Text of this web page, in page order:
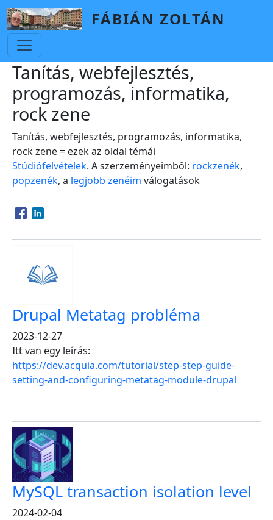
Skip to main content
FÁBIÁN ZOLTÁN
Tanítás, webfejlesztés,
programozás, informatika,
rock zene
Tanítás, webfejlesztés, programozás, informatika,
rock zene = ezek az oldal témái
Stúdiófelvételek. A szerzeményeimből: rockzenék,
popzenék, a legjobb zenéim válogatások
Opens in a new window
Opens in a new window
Drupal Metatag probléma
2023-12-27
Itt van egy leírás:
https://dev.acquia.com/tutorial/step-step-guide-
setting-and-configuring-metatag-module-drupal
MySQL transaction isolation level
2024-02-04